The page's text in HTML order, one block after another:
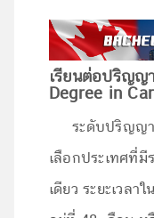
เรียนต่อปริญญ
Degree in
ระดับปริญญาต
เลือกประเทศที่มี
เดียว ระยะเวล